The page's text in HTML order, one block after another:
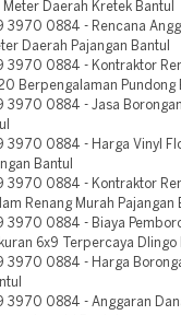
Meter Daerah Kretek Bantul
3970 0884 - Rencana
Daerah Pajangan Bantul
3970 0884 - Kontraktor
Berpengalaman Pundong
3970 0884 - Jasa
3970 0884 - Harga Vinyl
Bantul
3970 0884 - Kontraktor
Renang Murah Pajangan
3970 0884 - Biaya
6x9 Terpercaya Dlingo
3970 0884 - Harga
3970 0884 - Anggaran